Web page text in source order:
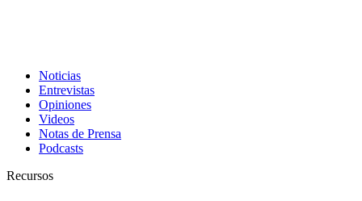
Noticias
Entrevistas
Opiniones
Videos
Notas de Prensa
Podcasts
Recursos